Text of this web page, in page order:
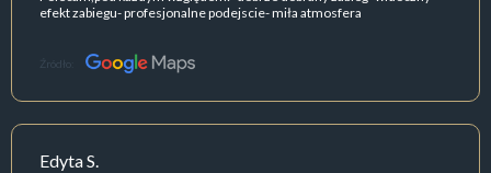
efekt zabiegu- profesjonalne podejscie- miła atmosfera
Źródło:
Edyta S.